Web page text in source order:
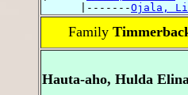
      |-------
Ojala,
Family
Hauta-aho, Hulda